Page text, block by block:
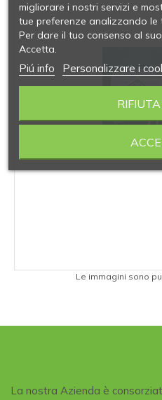
Le immagini sono
La nostra Azienda è
migliorare i nostri servizi e
tue preferenze analizzando
Per dare il tuo consenso al
Accetta.
Piú info Personalizzare i